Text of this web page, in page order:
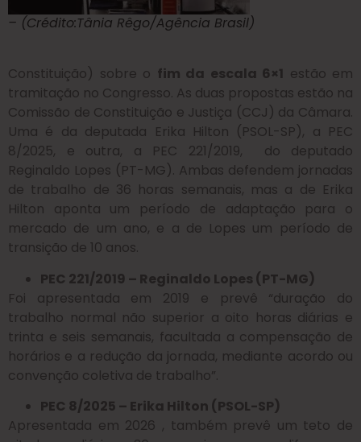
– (Crédito:Tânia Rêgo/Agência Brasil)
Constituição) sobre o fim da escala 6×1 estão em
tramitação no Congresso. As duas propostas estão na
Comissão de Constituição e Justiça (CCJ) da Câmara.
Uma é da deputada Erika Hilton (PSOL-SP), a PEC
8/2025, e outra, a PEC 221/2019, do deputado
Reginaldo Lopes (PT-MG). Ambas defendem jornadas
de trabalho de 36 horas semanais, mas a de Erika
Hilton aponta um período de adaptação para o
mercado de um ano, e a de Lopes um período de
transição de 10 anos.
PEC 221/2019 – Reginaldo Lopes (PT-MG)
Foi apresentada em 2019 e prevê “duração do
trabalho normal não superior a oito horas diárias e
trinta e seis semanais, facultada a compensação de
horários e a redução da jornada, mediante acordo ou
convenção coletiva de trabalho”.
PEC 8/2025 – Erika Hilton (PSOL-SP)
Apresentada em 2026 , também prevê um teto de